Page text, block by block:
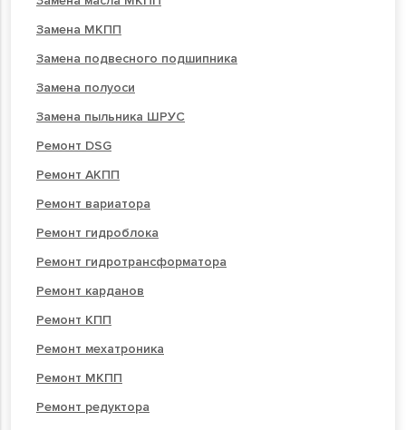
Замена МКПП
Замена подвесного подшипника
Замена полуоси
Замена пыльника ШРУС
Ремонт DSG
Ремонт АКПП
Ремонт вариатора
Ремонт гидроблока
Ремонт гидротрансформатора
Ремонт карданов
Ремонт КПП
Ремонт мехатроника
Ремонт МКПП
Ремонт редуктора